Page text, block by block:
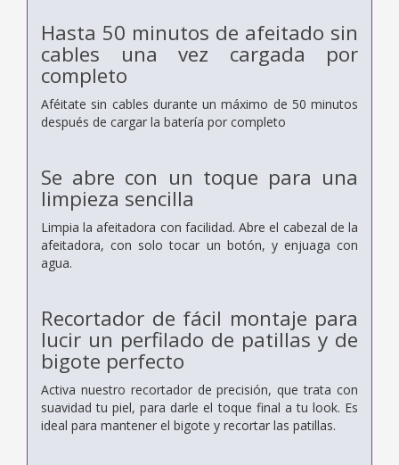
Hasta 50 minutos de afeitado sin
cables una vez cargada por
completo
Aféitate sin cables durante un máximo de 50 minutos
después de cargar la batería por completo
Se abre con un toque para una
limpieza sencilla
Limpia la afeitadora con facilidad. Abre el cabezal de la
afeitadora, con solo tocar un botón, y enjuaga con
agua.
Recortador de fácil montaje para
lucir un perfilado de patillas y de
bigote perfecto
Activa nuestro recortador de precisión, que trata con
suavidad tu piel, para darle el toque final a tu look. Es
ideal para mantener el bigote y recortar las patillas.